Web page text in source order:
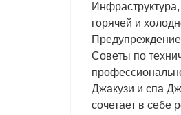
горячей и
Предупреждение
Советы по
Джакузи и спа
сочетает в себе